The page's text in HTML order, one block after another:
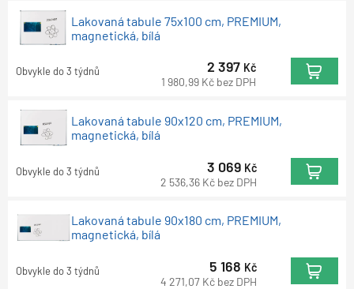
Lakovaná tabule 75x100 cm, PREMIUM,
magnetická, bílá
Obvykle do 3 týdnů 2 397 Kč
1 980,99 Kč bez DPH
Lakovaná tabule 90x120 cm, PREMIUM,
magnetická, bílá
Obvykle do 3 týdnů 3 069 Kč
2 536,36 Kč bez DPH
Lakovaná tabule 90x180 cm, PREMIUM,
magnetická, bílá
Obvykle do 3 týdnů 5 168 Kč
4 271,07 Kč bez DPH